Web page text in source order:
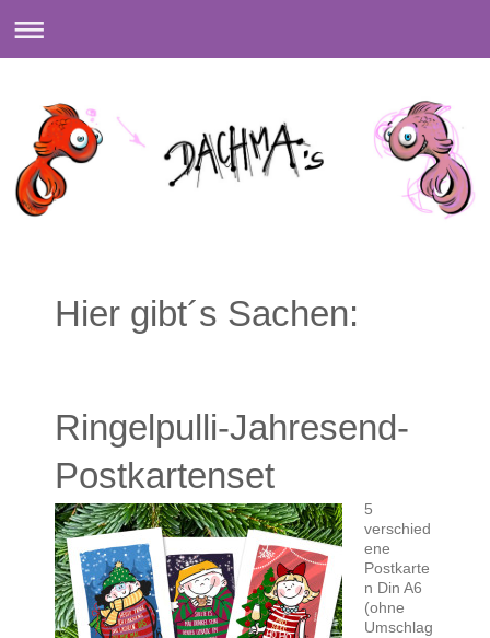
Hier gibt´s Sachen:
Ringelpulli-Jahresend-
Postkartenset
5
verschied
ene
Postkarte
n Din A6
(ohne
Umschlag